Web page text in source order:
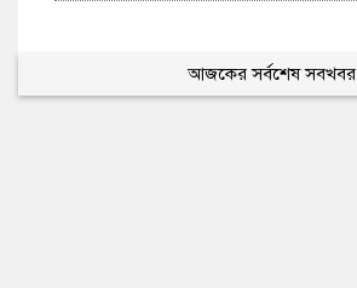
আজকের সর্বশেষ সবখবর